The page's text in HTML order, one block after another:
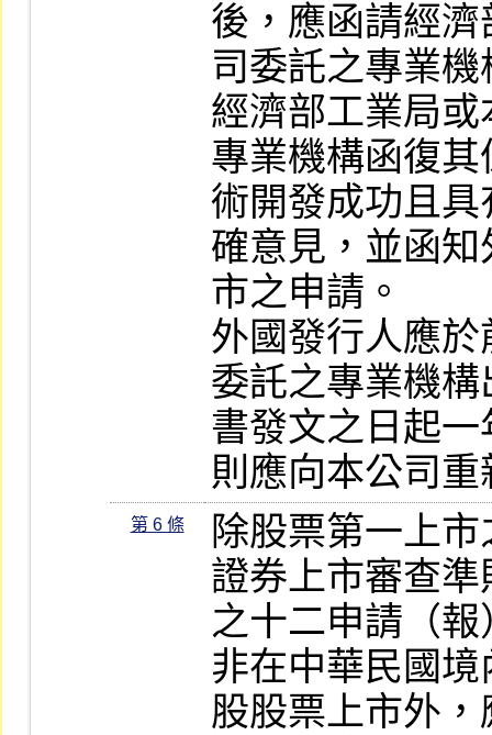
後，應函請經
司委託之專業
經濟部工業局
專業機構函復
術開發成功且
確意見，並函
市之申請。
外國發行人應
委託之專業機
書發文之日起
則應向本公司
第 6 條
除股票第一上
證券上市審查
之十二申請（
非在中華民國
股股票上市外